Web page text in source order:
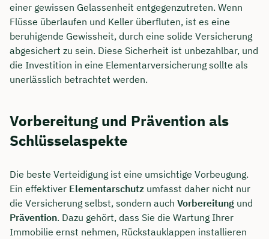
einer gewissen Gelassenheit entgegenzutreten. Wenn
Flüsse überlaufen und Keller überfluten, ist es eine
beruhigende Gewissheit, durch eine solide Versicherung
abgesichert zu sein. Diese Sicherheit ist unbezahlbar, und
die Investition in eine Elementarversicherung sollte als
unerlässlich betrachtet werden.
Vorbereitung und Prävention als
Schlüsselaspekte
Die beste Verteidigung ist eine umsichtige Vorbeugung.
Ein effektiver Elementarschutz umfasst daher nicht nur
die Versicherung selbst, sondern auch Vorbereitung und
Prävention. Dazu gehört, dass Sie die Wartung Ihrer
Immobilie ernst nehmen, Rückstauklappen installieren